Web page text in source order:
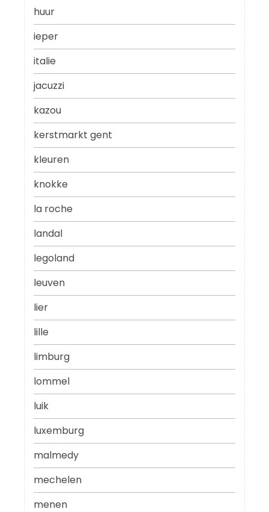
huur
ieper
italie
jacuzzi
kazou
kerstmarkt gent
kleuren
knokke
la roche
landal
legoland
leuven
lier
lille
limburg
lommel
luik
luxemburg
malmedy
mechelen
menen